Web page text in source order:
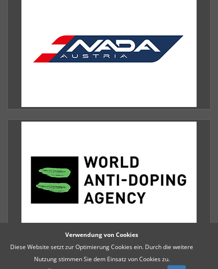
Verwendung von Cookies
Diese Website setzt zur Optimierung Cookies ein. Durch die weitere
Nutzung stimmen Sie dem Einsatz von Cookies zu.